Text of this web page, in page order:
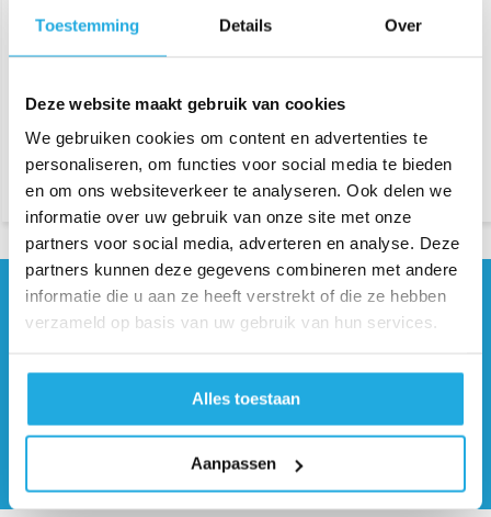
Toestemming Details Over
Deze website maakt gebruik van cookies
We gebruiken cookies om content en advertenties te
personaliseren, om functies voor social media te bieden
en om ons websiteverkeer te analyseren. Ook delen we
informatie over uw gebruik van onze site met onze
partners voor social media, adverteren en analyse. Deze
partners kunnen deze gegevens combineren met andere
informatie die u aan ze heeft verstrekt of die ze hebben
verzameld op basis van uw gebruik van hun services.
Alles toestaan
Aanpassen
de scherming. Steek
verstelbaar. Enkel transport.
€ 1.495,-
€ 1.195,-
Hulp nodig?
Neem contact op met onze
Offerte aanvragen